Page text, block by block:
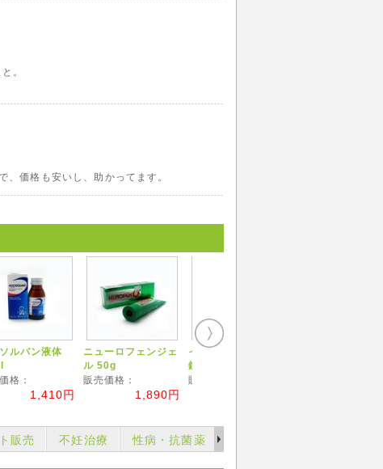
。
価格も安いし、助かってます。
ルバン液体
格：
1,410円
ニューロフェンジェ
ル 50g
販売価格：
1,890円
イミグラン 50mg 2
錠
販売価格：
販売 不妊治療 性病・抗菌薬